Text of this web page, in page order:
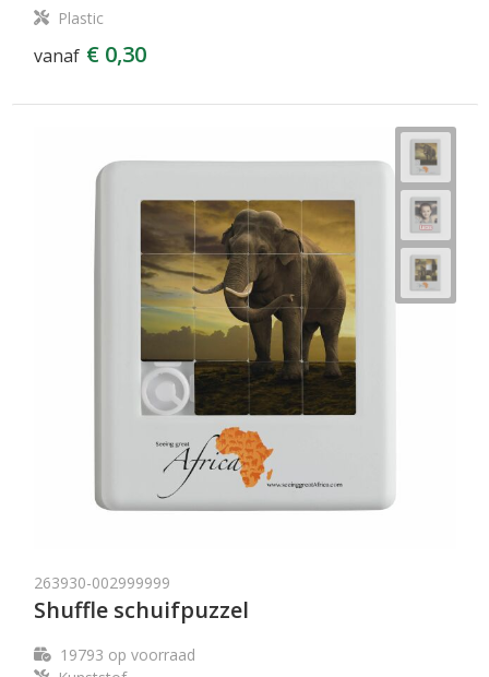
Plastic
vanaf € 0,30
263930-002999999
Shuffle schuifpuzzel
19793 op voorraad